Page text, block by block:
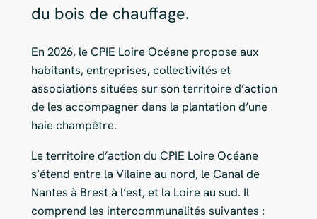
du bois de chauffage.
En 2026, le CPIE Loire Océane propose aux
habitants, entreprises, collectivités et
associations situées sur son territoire d’action
de les accompagner dans la plantation d’une
haie champêtre.
Le territoire d’action du CPIE Loire Océane
s’étend entre la Vilaine au nord, le Canal de
Nantes à Brest à l’est, et la Loire au sud. Il
comprend les intercommunalités suivantes :